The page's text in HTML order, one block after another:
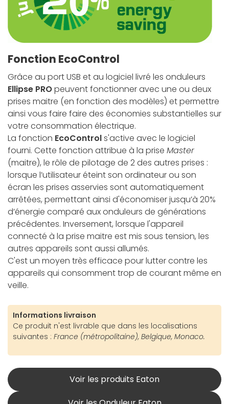
Fonction EcoControl
Grâce au port USB et au logiciel livré les onduleurs
Ellipse PROpeuvent fonctionner avec une ou deux
prises maitre (en fonction des modèles) et permettre
ainsi vous faire faire des économies substantielles sur
votre consommation électrique.
La fonction EcoControls'active avec le logiciel
fourni. Cette fonction attribue à la prise Master
(maitre), le rôle de pilotage de 2 des autres prises :
lorsque l’utilisateur éteint son ordinateur ou son
écran les prises asservies sont automatiquement
arrêtées, permettant ainsi d'économiser jusqu’à 20%
d’énergie comparé aux onduleurs de générations
précédentes. Inversement, lorsque l'appareil
connecté à la prise maitre est mis sous tension, les
autres appareils sont aussi allumés.
C'est un moyen très efficace pour lutter contre les
appareils qui consomment trop de courant même en
veille.
Informations livraison
Ce produit n'est livrable que dans les localisations
suivantes : France (métropolitaine), Belgique, Monaco.
Voir les produits Eaton